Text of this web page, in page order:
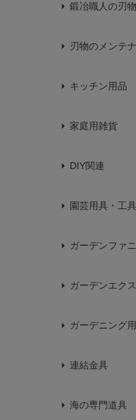
鍛冶職人の刃物
刃物のメンテ
キッチン用品
家庭用雑貨
DIY関連
園芸用具・工具
ガーデンファ
ガーデンエク
ガーデニング
連結金具
海の専門道具